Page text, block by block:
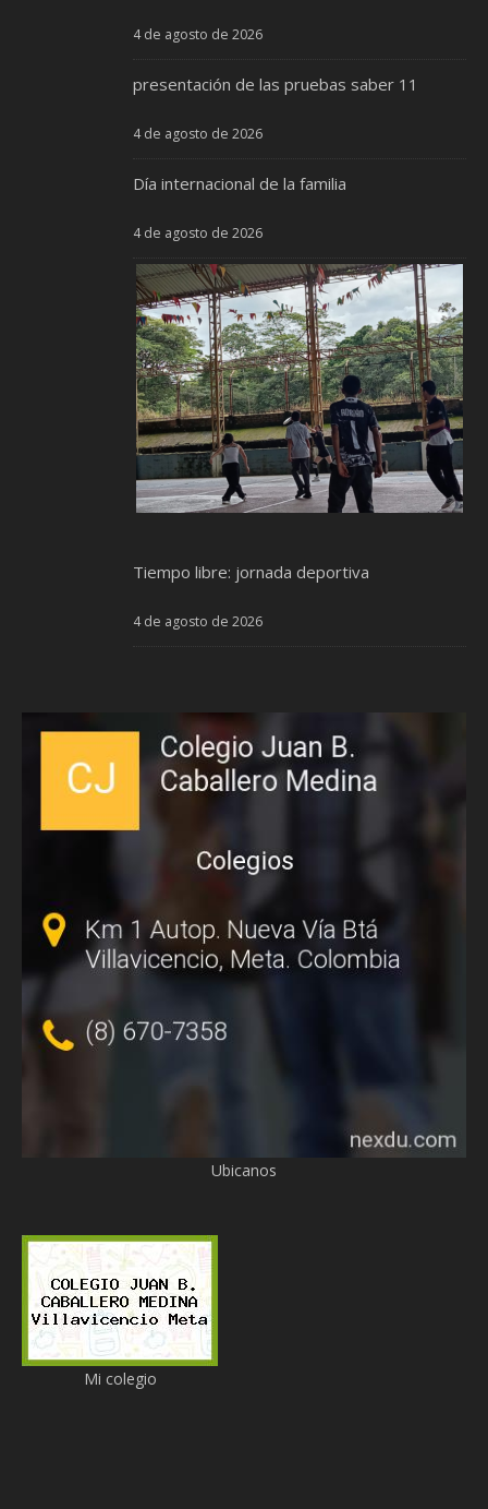
4 de agosto de 2026
presentación de las pruebas saber 11
4 de agosto de 2026
Día internacional de la familia
4 de agosto de 2026
Tiempo libre: jornada deportiva
4 de agosto de 2026
Ubicanos
Mi colegio